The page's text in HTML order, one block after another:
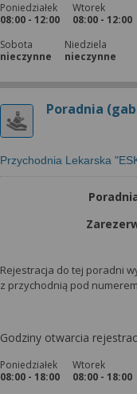
Poniedziałek
08:00 - 12:00
Wtorek
08:00 - 12:00
Sobota
nieczynne
Niedziela
nieczynne
Poradnia
Przychodnia Lekarska
Rejestracja do tej poradni
z przychodnią pod
Godziny otwarcia
Poniedziałek
08:00 - 18:00
Wtorek
08:00 - 18:00